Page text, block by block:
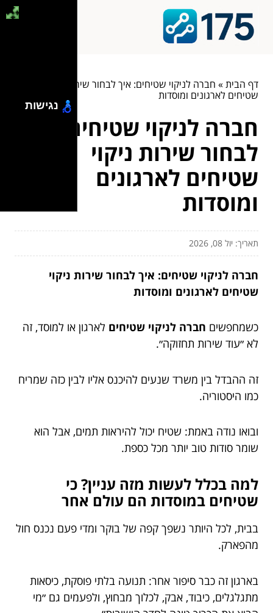
דף הבית» חברה לניקוי שטיחים: איך לבחור שירות ניקוי
שטיחים לארגונים ומוסדות
חברה לניקוי שטיחים: איך
לבחור שירות ניקוי
שטיחים לארגונים
ומוסדות
תאריך: יול 08, 2026
חברה לניקוי שטיחים: איך לבחור שירות ניקוי
שטיחים לארגונים ומוסדות
כשמחפשים חברה לניקוי שטיחים לארגון או למוסד, זה
לא ״עוד שירות תחזוקה״.
זה ההבדל בין משרד שנעים להיכנס אליו לבין כזה שמריח
כמו היסטוריה.
ובואו נודה באמת: שטיח יכול להיראות תמים, אבל הוא
שומר סודות טוב יותר מכל כספת.
למה בכלל לעשות מזה עניין? כי
שטיחים במוסדות הם עולם אחר
בבית, לכל היותר נשפך קפה של בוקר ומדי פעם נכנס חול
מהפארק.
בארגון זה כבר סיפור אחר: תנועה בלתי פוסקת, כיסאות
מתגלגלים, כיבוד, אבק, לכלוך מבחוץ, ולפעמים גם ״מי
נגישות